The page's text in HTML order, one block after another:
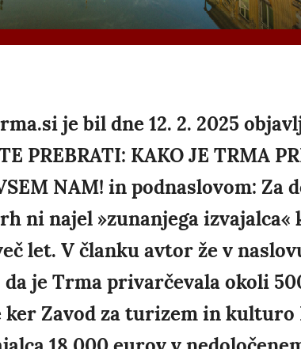
je bil dne 12. 2. 2025
PREBRATI: KAKO JE TRMA
NAM! in podnaslovom: Za
ni najel »zunanjega izvajalca«
let. V članku avtor že v
je Trma privarčevala okoli
ker Zavod za turizem in kulturo